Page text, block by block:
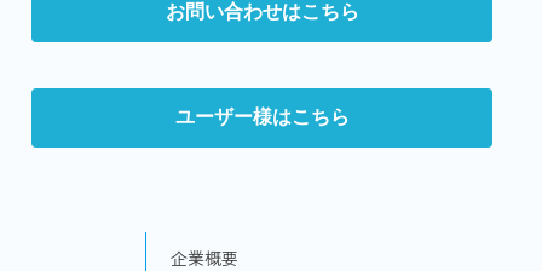
お問い合わせはこちら
ユーザー様はこちら
企業概要